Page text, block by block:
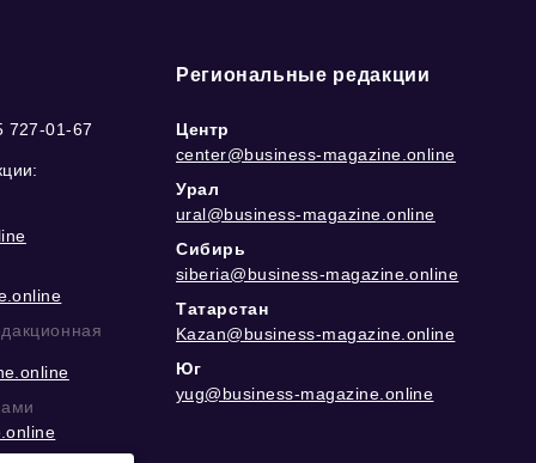
727-01-67
Региональные редакции
Центр
center@business-magazine.online
Урал
ural@business-magazine.online
Сибирь
siberia@business-magazine.online
Татарстан
Kazan@business-magazine.online
Юг
yug@business-magazine.online